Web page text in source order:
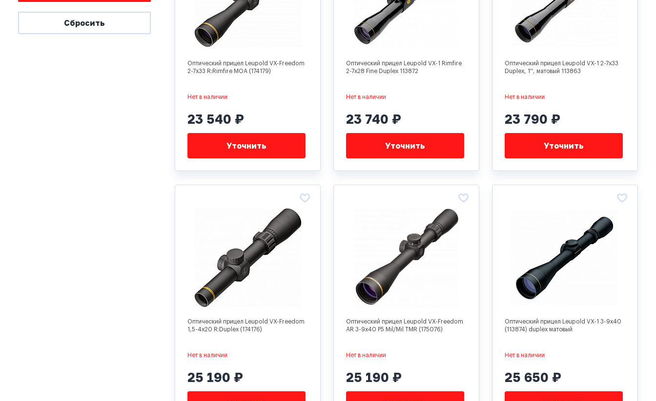
Сбросить
Оптический прицел Leupold VX-Freedom
2-7x33 R:Rimfire MOA (174179)
Нет в наличии
23 540 ₽
Уточнить
Оптический прицел Leupold VX-1 Rimfire
2-7x28 Fine Duplex 113872
Нет в наличии
23 740 ₽
Уточнить
Оптический прицел Leupold VX-1 2-7x33
Duplex, 1'', матовый 113863
Нет в наличии
23 790 ₽
Уточнить
Оптический прицел Leupold VX-Freedom
1,5-4x20 R:Duplex (174176)
Нет в наличии
25 190 ₽
Оптический прицел Leupold VX-Freedom
AR 3-9x40 P5 Mil/Mil TMR (175076)
Нет в наличии
25 190 ₽
Оптический прицел Leupold VX-1 3-9x40
(113874) duplex матовый
Нет в наличии
25 650 ₽